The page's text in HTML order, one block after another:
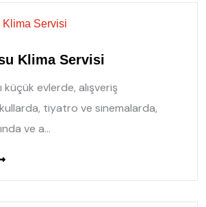
Klima Servisi
küçük evlerde, alışveriş
tiyatro ve sinemalarda,
ve a...